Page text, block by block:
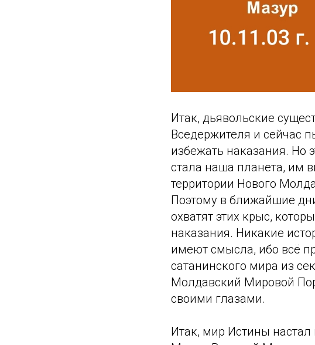
Итак, дьявольские
Вседержителя и сейчас
избежать наказания. Но
стала наша планета, им
территории Нового
Поэтому в ближайшие
охватят этих крыс,
наказания. Никакие
имеют смысла, ибо всё
сатанинского мира из
Молдавский Мировой
своими глазами.
Итак, мир Истины